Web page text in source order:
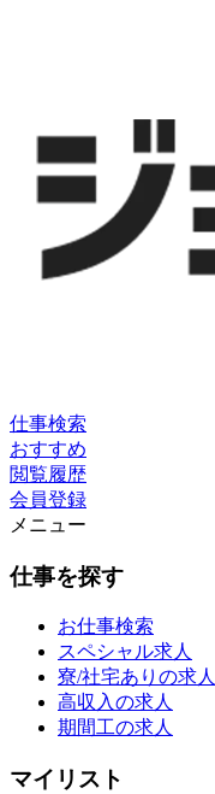
仕事検索
おすすめ
閲覧履歴
会員登録
メニュー
仕事を探す
お仕事検索
スペシャル求人
寮/社宅ありの求人
高収入の求人
期間工の求人
マイリスト